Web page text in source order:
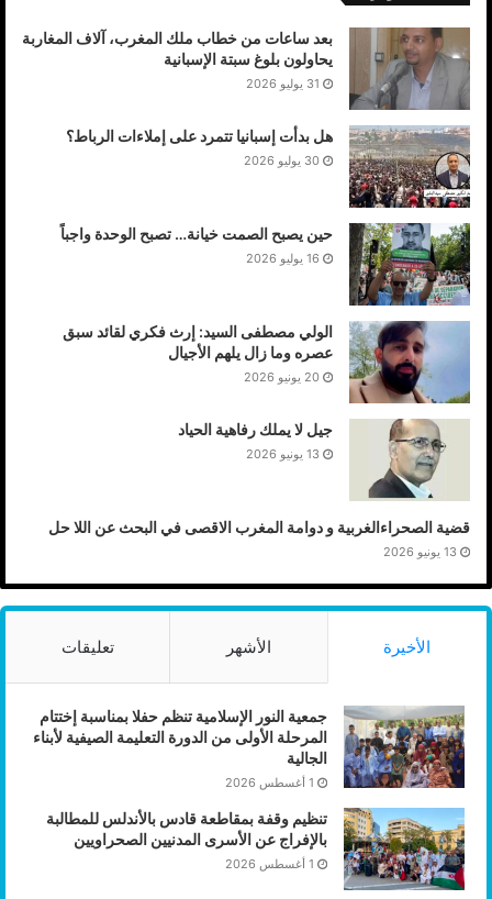
بعد ساعات من خطاب ملك المغرب، آلاف المغاربة
يحاولون بلوغ سبتة الإسبانية
31 يوليو 2026
هل بدأت إسبانيا تتمرد على إملاءات الرباط؟
30 يوليو 2026
حين يصبح الصمت خيانة… تصبح الوحدة واجباً
16 يوليو 2026
الولي مصطفى السيد: إرث فكري لقائد سبق
عصره وما زال يلهم الأجيال
20 يونيو 2026
جيل لا يملك رفاهية الحياد
13 يونيو 2026
قضية الصحراءالغربية و دوامة المغرب الاقصى في البحث عن اللا حل
13 يونيو 2026
الأخيرة الأشهر تعليقات
جمعية النور الإسلامية تنظم حفلا بمناسبة إختتام
المرحلة الأولى من الدورة التعليمة الصيفية لأبناء
الجالية
1 أغسطس 2026
تنظيم وقفة بمقاطعة قادس بالأندلس للمطالبة
بالإفراج عن الأسرى المدنيين الصحراويين
1 أغسطس 2026